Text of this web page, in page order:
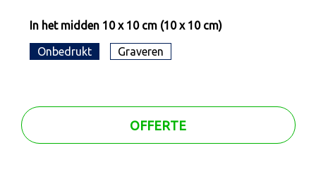
In het midden 10 x 10 cm (10 x 10 cm)
Onbedrukt Graveren
OFFERTE